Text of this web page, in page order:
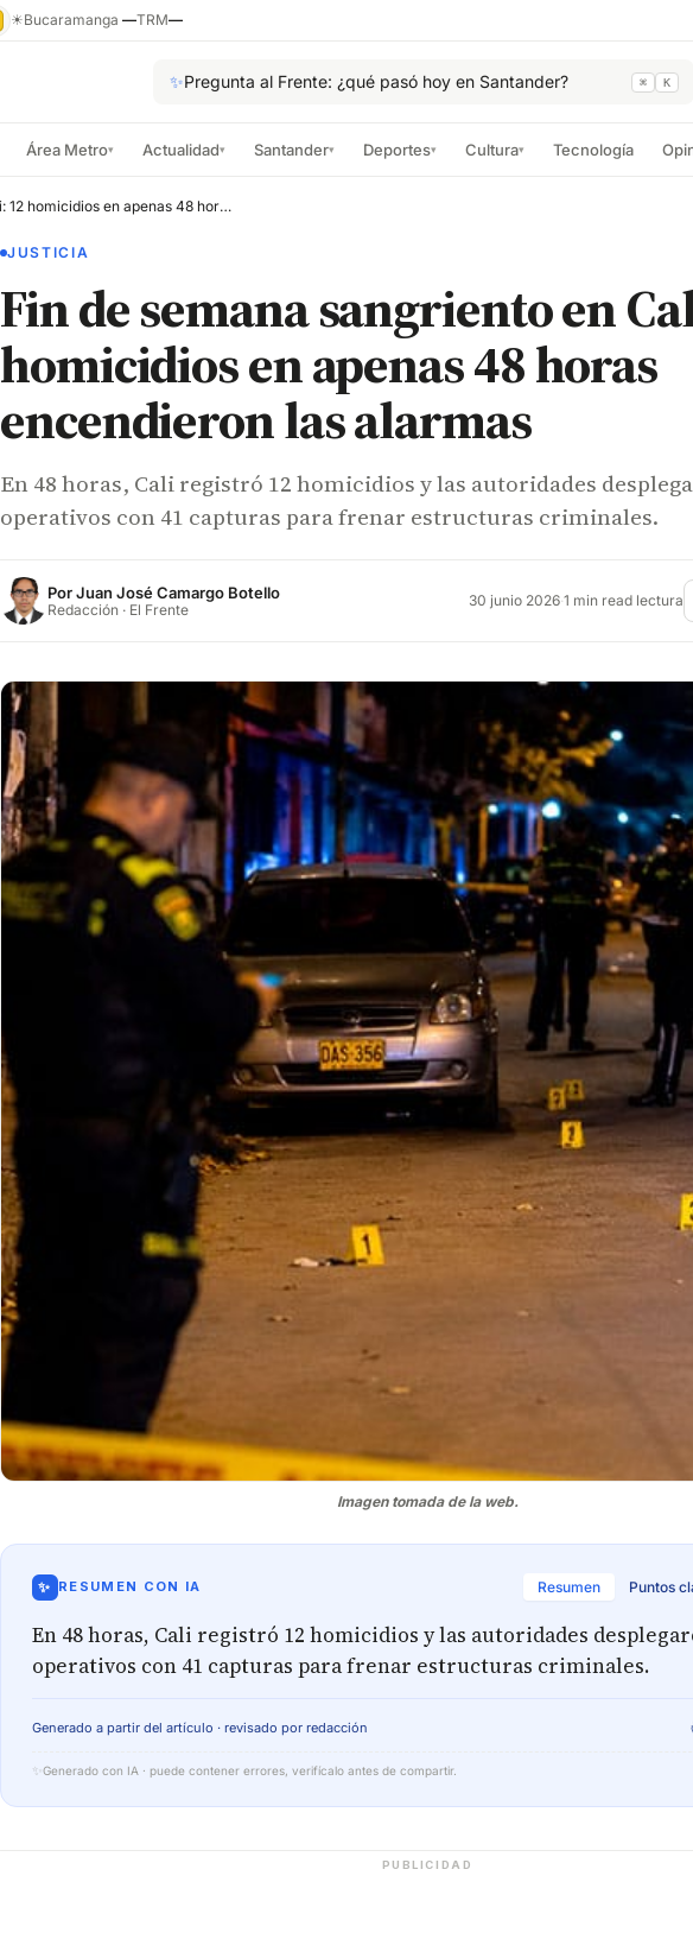
☀Bucaramanga—TRM—
✨Pregunta al Frente: ¿qué pasó hoy en Santander? ⌘ K
Área Metro▾ Actualidad▾ Santander▾ Deportes▾ Cultura▾ Tecnología
Fin de semana sangriento en Cali: 12 homicidios en apenas 48 horas encendieron las alarmas
JUSTICIA
Fin de semana sangriento en
homicidios en apenas 48 horas
encendieron las alarmas
En 48 horas, Cali registró 12 homicidios y las autoridades
operativos con 41 capturas para frenar estructuras criminales.
PorJuan José Camargo Botello
Redacción · El Frente 30 junio 2026·1 min read lectura
Imagen tomada de la web.
✨ RESUMEN CON IA Resumen Puntos
En 48 horas, Cali registró 12 homicidios y las autoridades
operativos con 41 capturas para frenar estructuras criminales.
Generado a partir del artículo · revisado por redacción
✨ Generado con IA · puede contener errores, verifícalo antes de compartir.
PUBLICIDAD